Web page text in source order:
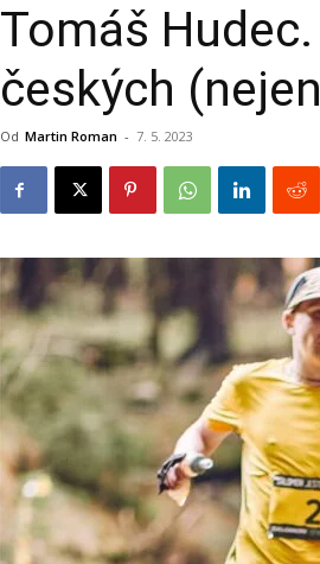
Tomáš
českých
Od Martin Roman - 7. 5. 2023